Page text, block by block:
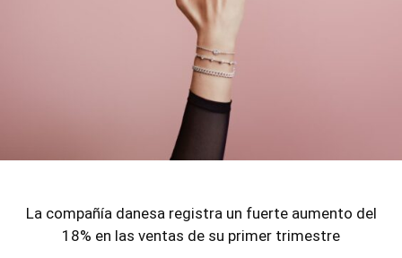
La compañía danesa registra un fuerte aumento del
18% en las ventas de su primer trimestre